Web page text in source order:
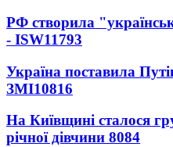
РФ створила
- ISW11793
Україна поставила
ЗМІ10816
На Київщині сталося
річної дівчини 8084